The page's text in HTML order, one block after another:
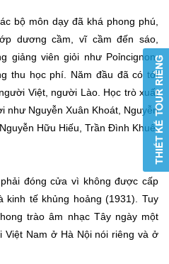
bộ môn dạy đã khá phong phú,
dương cầm, vĩ cầm đến sáo,
giảng viên giỏi như Poỉncignon,
thu học phí. Năm đầu đã có tới
Việt, người Lào. Học trò xuất
như Nguyễn Xuân Khoát, Nguyễn
Hữu Hiếu, Trần Đình Khuê,
đóng cửa vì không được cấp
tế khủng hoảng (1931). Tuy
trào âm nhạc Tây ngày một
Việt Nam ở Hà Nội nói riêng và ở